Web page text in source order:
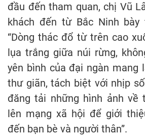
đầu đến tham quan, chị Vũ
khách đến từ Bắc Ninh
“Dòng thác đổ từ trên cao
lụa trắng giữa núi rừng,
yên bình của đại ngàn mang
thư giãn, tách biệt với nhịp
đăng tải những hình ảnh về
lên mạng xã hội để giới
đến bạn bè và người thân”.